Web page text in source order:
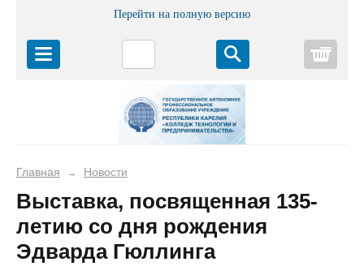
Перейти на полную версию
Главная → Новости
Выставка, посвященная 135-
летию со дня рождения
Эдварда Гюллинга